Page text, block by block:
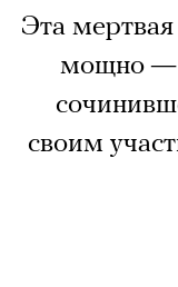
Эта
мощно —
своим